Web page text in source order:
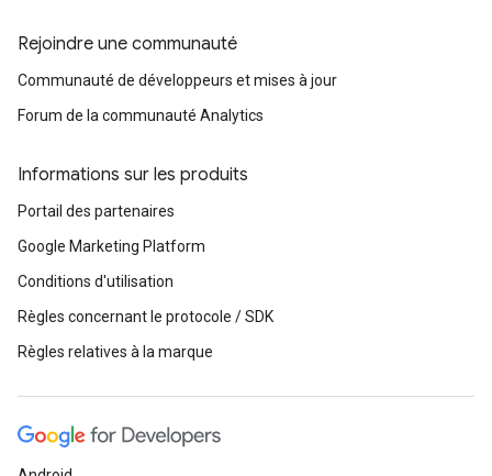
Rejoindre une communauté
Communauté de développeurs et mises à jour
Forum de la communauté Analytics
Informations sur les produits
Portail des partenaires
Google Marketing Platform
Conditions d'utilisation
Règles concernant le protocole / SDK
Règles relatives à la marque